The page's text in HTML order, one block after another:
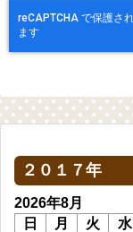
２０１７年
2026年8月
日
月 火 水